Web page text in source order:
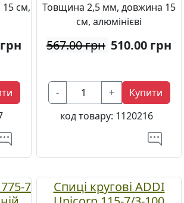
см,
грн
Товщина 2,5 мм, довжина 15
см, алюмінієві
567.00 грн 510.00 грн
- +
Купити
код товару: 1120216
7
Спиці кругові ADDI